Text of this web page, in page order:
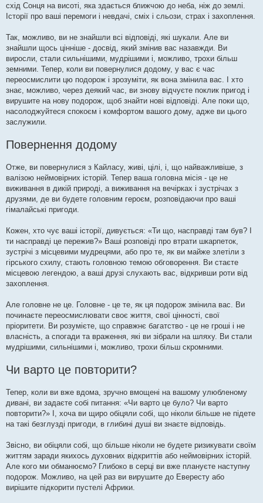
схід Сонця на висоті, яка здається ближчою до неба, ніж до землі.
Історії про ваші перемоги і невдачі, сміх і сльози, страх і захоплення.
Так, можливо, ви не знайшли всі відповіді, які шукали. Але ви
знайшли щось цінніше - досвід, який змінив вас назавжди. Ви
виросли, стали сильнішими, мудрішими і, можливо, трохи більш
земними. Тепер, коли ви повернулися додому, у вас є час
переосмислити цю подорож і зрозуміти, як вона змінила вас. І хто
знає, можливо, через деякий час, ви знову відчуєте поклик пригод і
вирушите на нову подорож, щоб знайти нові відповіді. Але поки що,
насолоджуйтеся спокоєм і комфортом вашого дому, адже ви цього
заслужили.
Повернення додому
Отже, ви повернулися з Кайласу, живі, цілі, і, що найважливіше, з
валізою неймовірних історій. Тепер ваша головна місія - це не
виживання в дикій природі, а виживання на вечірках і зустрічах з
друзями, де ви будете головним героєм, розповідаючи про ваші
гімалайські пригоди.
Кожен, хто чує ваші історії, дивується: «Ти що, насправді там був? І
ти насправді це пережив?» Ваші розповіді про втрати шкарпеток,
зустрічі з місцевими мудрецями, або про те, як ви майже злетіли з
гірського схилу, стають головною темою обговорення. Ви стаєте
місцевою легендою, а ваші друзі слухають вас, відкривши роти від
захоплення.
Але головне не це. Головне - це те, як ця подорож змінила вас. Ви
починаєте переосмислювати своє життя, свої цінності, свої
пріоритети. Ви розумієте, що справжнє багатство - це не гроші і не
власність, а спогади та враження, які ви зібрали на шляху. Ви стали
мудрішими, сильнішими і, можливо, трохи більш скромними.
Чи варто це повторити?
Тепер, коли ви вже вдома, зручно вмощені на вашому улюбленому
дивані, ви задаєте собі питання: «Чи варто це було? Чи варто
повторити?» І, хоча ви щиро обіцяли собі, що ніколи більше не підете
на такі безглузді пригоди, в глибині душі ви знаєте відповідь.
Звісно, ви обіцяли собі, що більше ніколи не будете ризикувати своїм
життям заради якихось духовних відкриттів або неймовірних історій.
Але кого ми обманюємо? Глибоко в серці ви вже плануєте наступну
подорож. Можливо, на цей раз ви вирушите до Евересту або
вирішите підкорити пустелі Африки.